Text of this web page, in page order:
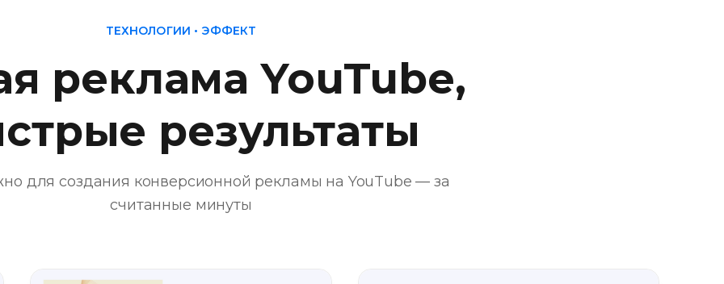
ТЕХНОЛОГИИ • ЭФФЕКТ
реклама YouTube,
результаты
для создания конверсионной рекламы на YouTube — за
считанные минуты